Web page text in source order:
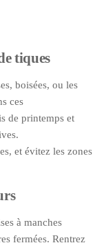
tiques
boisées, ou les
ces
de printemps et
et évitez les zones
à manches
fermées. Rentrez